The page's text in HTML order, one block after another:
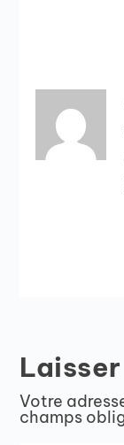
Votre
champs